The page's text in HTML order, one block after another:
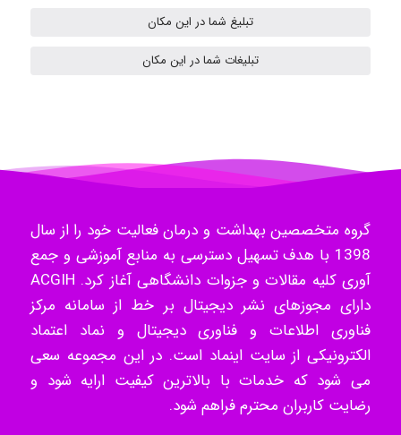
Hossein Znd
k.aryan
ilhan200
تبلیغ شما در این مکان
تبلیغات شما در این مکان
گروه متخصصین بهداشت و درمان فعالیت خود را از سال
1398 با هدف تسهیل دسترسی به منابع آموزشی و جمع
آوری کلیه مقالات و جزوات دانشگاهی آغاز کرد. ACGIH
دارای مجوزهای نشر دیجیتال بر خط از سامانه مرکز
فناوری اطلاعات و فناوری دیجیتال و نماد اعتماد
الکترونیکی از سایت اینماد است. در این مجموعه سعی
می شود که خدمات با بالاترین کیفیت ارایه شود و
رضایت کاربران محترم فراهم شود.